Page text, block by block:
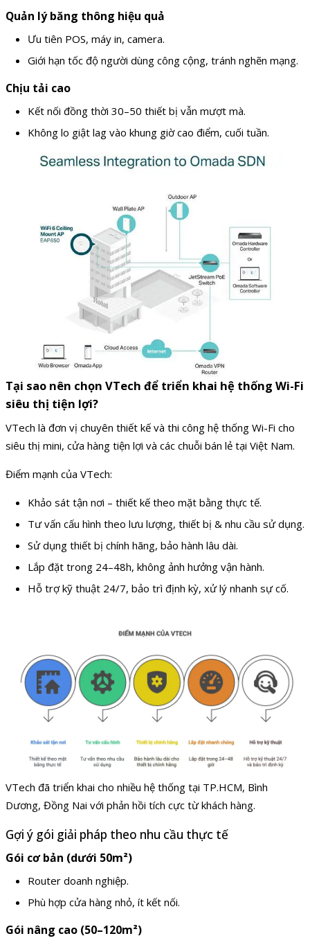
Quản lý băng thông hiệu quả
Ưu tiên POS, máy in, camera.
Giới hạn tốc độ người dùng công cộng, tránh nghẽn mạng.
Chịu tải cao
Kết nối đồng thời 30–50 thiết bị vẫn mượt mà.
Không lo giật lag vào khung giờ cao điểm, cuối tuần.
Tại sao nên chọn VTech để triển khai hệ thống Wi-Fi
siêu thị tiện lợi?
VTech là đơn vị chuyên thiết kế và thi công hệ thống Wi-Fi cho
siêu thị mini, cửa hàng tiện lợi và các chuỗi bán lẻ tại Việt Nam.
Điểm mạnh của VTech:
Khảo sát tận nơi – thiết kế theo mặt bằng thực tế.
Tư vấn cấu hình theo lưu lượng, thiết bị & nhu cầu sử dụng.
Sử dụng thiết bị chính hãng, bảo hành lâu dài.
Lắp đặt trong 24–48h, không ảnh hưởng vận hành.
Hỗ trợ kỹ thuật 24/7, bảo trì định kỳ, xử lý nhanh sự cố.
VTech đã triển khai cho nhiều hệ thống tại TP.HCM, Bình
Dương, Đồng Nai với phản hồi tích cực từ khách hàng.
Gợi ý gói giải pháp theo nhu cầu thực tế
Gói cơ bản (dưới 50m²)
Router doanh nghiệp.
Phù hợp cửa hàng nhỏ, ít kết nối.
Gói nâng cao (50–120m²)